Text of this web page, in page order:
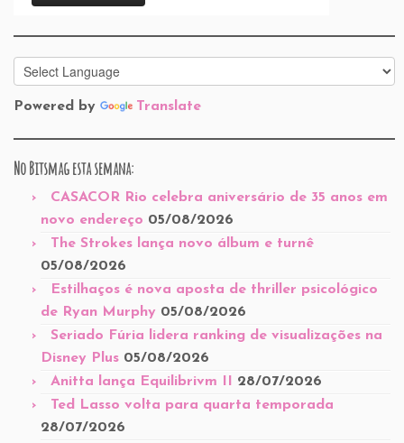
Powered by Translate
No Bitsmag esta semana:
CASACOR Rio celebra aniversário de 35 anos em
novo endereço 05/08/2026
The Strokes lança novo álbum e turnê
05/08/2026
Estilhaços é nova aposta de thriller psicológico
de Ryan Murphy 05/08/2026
Seriado Fúria lidera ranking de visualizações na
Disney Plus 05/08/2026
Anitta lança Equilibrivm II 28/07/2026
Ted Lasso volta para quarta temporada
28/07/2026